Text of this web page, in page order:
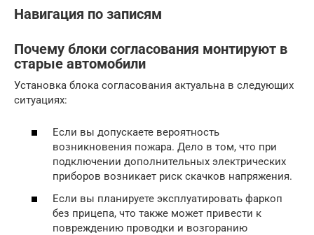
Навигация по записям
Почему блоки согласования монтируют в
старые автомобили
Установка блока согласования актуальна в следующих
ситуациях:
Если вы допускаете вероятность
возникновения пожара. Дело в том, что при
подключении дополнительных электрических
приборов возникает риск скачков напряжения.
Если вы планируете эксплуатировать фаркоп
без прицепа, что также может привести к
повреждению проводки и возгоранию